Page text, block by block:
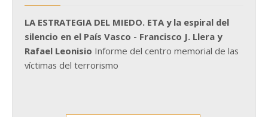
LA ESTRATEGIA DEL MIEDO. ETA y la espiral del
silencio en el País Vasco - Francisco J. Llera y
Rafael Leonisio Informe del centro memorial de las
víctimas del terrorismo